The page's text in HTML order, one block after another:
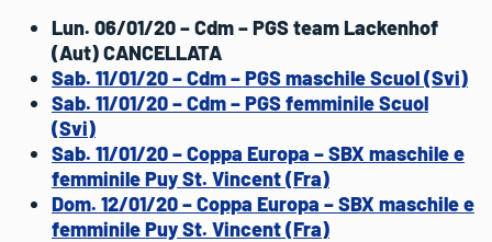
Lun. 06/01/20 – Cdm – PGS team Lackenhof
(Aut) CANCELLATA
Sab. 11/01/20 – Cdm – PGS maschile Scuol (Svi)
Sab. 11/01/20 – Cdm – PGS femminile Scuol
(Svi)
Sab. 11/01/20 – Coppa Europa – SBX maschile e
femminile Puy St. Vincent (Fra)
Dom. 12/01/20 – Coppa Europa – SBX maschile e
femminile Puy St. Vincent (Fra)